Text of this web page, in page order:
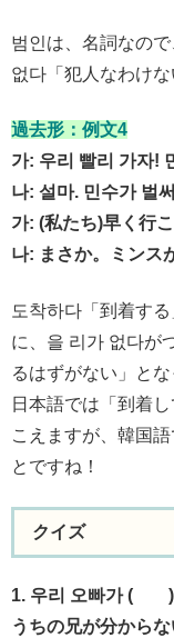
범인は、名詞なの
없다「犯人なわけな
過去形：例文4
가: 우리 빨리 가자!
나: 설마. 민수가 벌
가: (私たち)早く行
나: まさか。ミンス
도착하다「到着す
に、을 리가 없다が
るはずがない」とな
日本語では「到着
こえますが、韓国
とですね！
クイズ
1. 우리 오빠가 (
うちの兄が分からな